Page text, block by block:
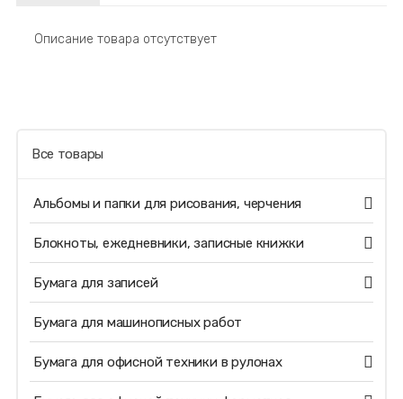
Описание товара отсутствует
Все товары
Альбомы и папки для рисования, черчения
Блокноты, ежедневники, записные книжки
Бумага для записей
Бумага для машинописных работ
Бумага для офисной техники в рулонах